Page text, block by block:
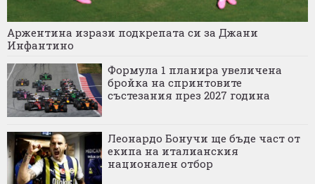
Аржентина изрази подкрепата си за Джани
Инфантино
Формула 1 планира увеличена
бройка на спринтовите
състезания през 2027 година
Леонардо Бонучи ще бъде част от
екипа на италианския
национален отбор